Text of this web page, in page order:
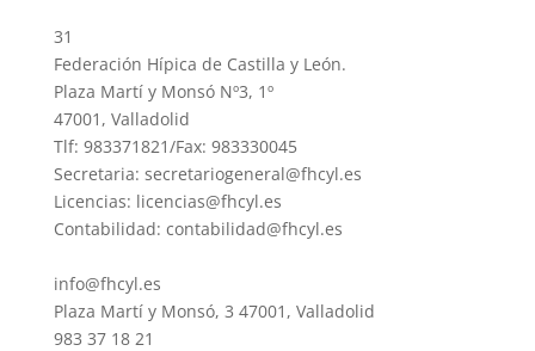
31
Federación Hípica de Castilla y León.
Plaza Martí y Monsó Nº3, 1º
47001, Valladolid
Tlf: 983371821/Fax: 983330045
Secretaria: secretariogeneral@fhcyl.es
Licencias: licencias@fhcyl.es
Contabilidad: contabilidad@fhcyl.es
info@fhcyl.es
Plaza Martí y Monsó, 3 47001, Valladolid
983 37 18 21